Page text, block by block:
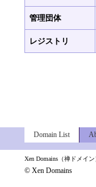
管理団体
レジストリ
Domain List
Xen Domains（禅ドメイ
© Xen Domains